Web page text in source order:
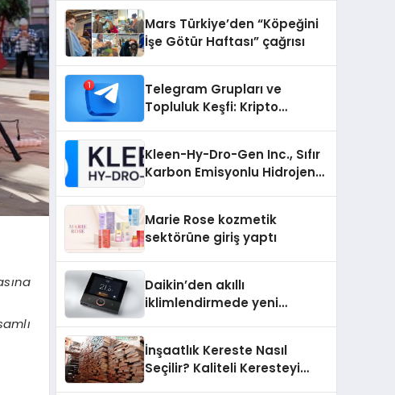
Mars Türkiye’den “Köpeğini
İşe Götür Haftası” çağrısı
Telegram Grupları ve
Topluluk Keşfi: Kripto
Kleen-Hy-Dro-Gen Inc., Sıfır
Karbon Emisyonlu Hidrojen
Aldı
Marie Rose kozmetik
sektörüne giriş yaptı
Daikin’den akıllı
iklimlendirmede yeni
İnşaatlık Kereste Nasıl
Seçilir? Kaliteli Keresteyi